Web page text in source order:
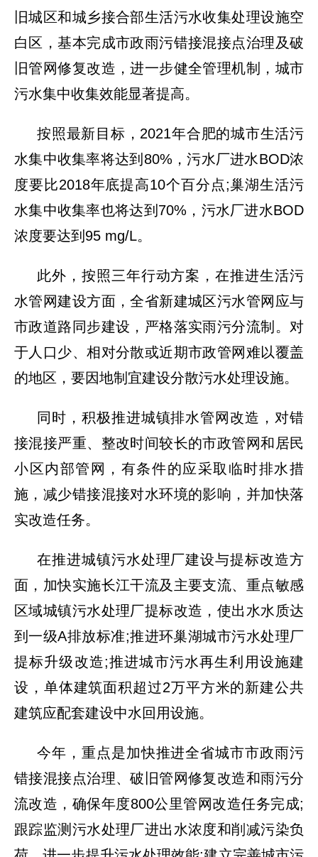
旧城区和城乡接合部生活污水收集处理设施空
白区，基本完成市政雨污错接混接点治理及破
旧管网修复改造，进一步健全管理机制，城市
污水集中收集效能显著提高。
按照最新目标，2021年合肥的城市生活污
水集中收集率将达到80%，污水厂进水BOD浓
度要比2018年底提高10个百分点;巢湖生活污
水集中收集率也将达到70%，污水厂进水BOD
浓度要达到95 mg/L。
此外，按照三年行动方案，在推进生活污
水管网建设方面，全省新建城区污水管网应与
市政道路同步建设，严格落实雨污分流制。对
于人口少、相对分散或近期市政管网难以覆盖
的地区，要因地制宜建设分散污水处理设施。
同时，积极推进城镇排水管网改造，对错
接混接严重、整改时间较长的市政管网和居民
小区内部管网，有条件的应采取临时排水措
施，减少错接混接对水环境的影响，并加快落
实改造任务。
在推进城镇污水处理厂建设与提标改造方
面，加快实施长江干流及主要支流、重点敏感
区域城镇污水处理厂提标改造，使出水水质达
到一级A排放标准;推进环巢湖城市污水处理厂
提标升级改造;推进城市污水再生利用设施建
设，单体建筑面积超过2万平方米的新建公共
建筑应配套建设中水回用设施。
今年，重点是加快推进全省城市市政雨污
错接混接点治理、破旧管网修复改造和雨污分
流改造，确保年度800公里管网改造任务完成;
跟踪监测污水处理厂进出水浓度和削减污染负